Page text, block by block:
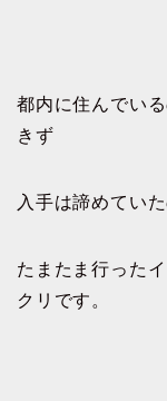
都内に住んでい
きず
入手は諦めてい
たまたま行った
クリです。